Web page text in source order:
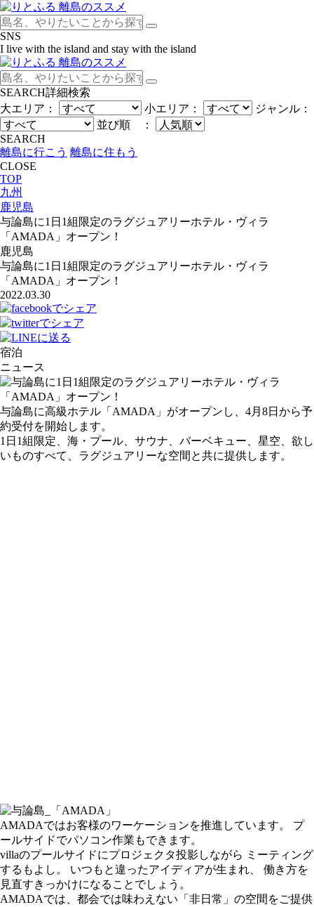
SNS
I live with the island and stay with the island
SEARCH詳細検索
大エリア：
小エリア：
ジャンル：
並び順 ：
SEARCH
離島に行こう 離島に住もう
CLOSE
TOP
九州
鹿児島
与論島に1日1組限定のラグジュアリーホテル・ヴィラ
「AMADA」オープン！
鹿児島
与論島に1日1組限定のラグジュアリーホテル・ヴィラ
「AMADA」オープン！
2022.03.30
宿泊
ニュース
与論島に高級ホテル「AMADA」がオープンし、4月8日から予
約受付を開始します。
1日1組限定、海・プール、サウナ、バーベキュー、星空、欲し
いものすべて、ラグジュアリーな空間と共に提供します。
AMADAではお客様のワーケーションを推進しています。 プ
ールサイドでパソコン作業もできます。
villaのプールサイドにプロジェクタ投影しながら ミーティング
するもよし。 いつもと違ったアイディアが生まれ、 働き方を
見直すきっかけになることでしょう。
AMADAでは、都会では味わえない「非日常」の空間をご提供